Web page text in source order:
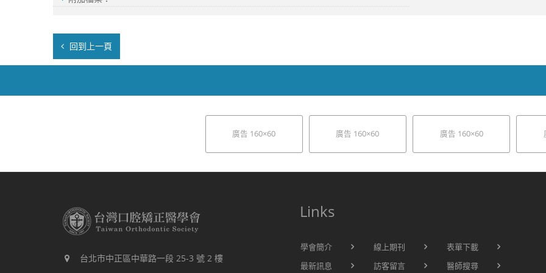
回到上一頁
廣告 160×60 廣告 160×60 廣告 160×60
台北市中正區中華路一段 25-3 號 2 樓
Links
學會簡介
最新訊息
線上期刊
訪客留言
表單下載
醫師搜尋